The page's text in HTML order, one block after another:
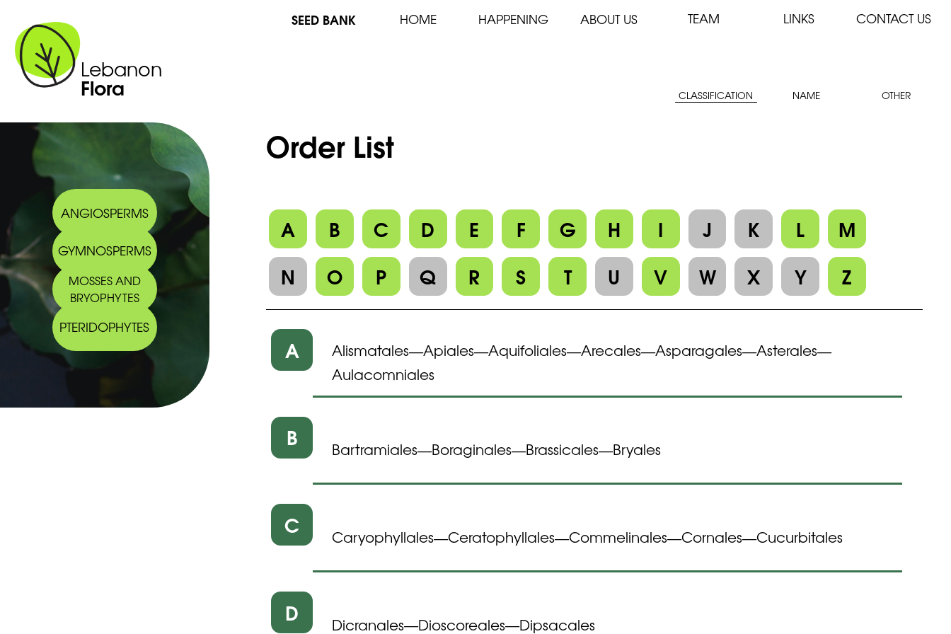
Lebanon
Flora
SEED BANK HOME HAPPENING ABOUT US TEAM LINKS CONTACT US
CLASSIFICATION NAME OTHER
ANGIOSPERMS
GYMNOSPERMS
MOSSES AND
BRYOPHYTES
PTERIDOPHYTES
Order List
A B C D E F G H I J K L
M
N
O P Q R S T U V W X Y Z
A Alismatales—Apiales—Aquifoliales—Arecales—Asparagales—Asterales—
Aulacomniales
B Bartramiales—Boraginales—Brassicales—Bryales
C Caryophyllales—Ceratophyllales—Commelinales—Cornales—Cucurbitales
D Dicranales—Dioscoreales—Dipsacales